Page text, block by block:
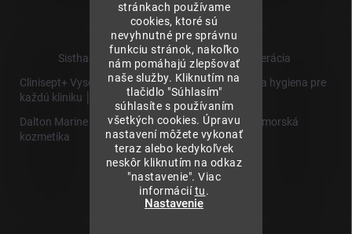
stránkach používame
cookies, ktoré sú
nevyhnutné pre správnu
funkciu stránok, nakoľko
nám pomáhajú zlepšovať
naše služby. Kliknutím na
tlačidlo "Súhlasím"
súhlasíte s používaním
všetkých cookies. Úpravu
nastavení môžete vykonať
teraz alebo kedykoľvek
neskôr kliknutím na odkaz
"nastavenie". Viac
informáciítu.
Nastavenie
Sisthaema.sk - Skutočná Dermálna Regenerácia
Clinisept+ Vysoko účinné čistenie a antimikrobiálna hygiena pre
každú kliniku │
Dalton Marine Cosmetics - Kvalitná profesionálna morská
kozmetika
Sisthaema
Hevo T
│Skutočná
Biorevitalizácia